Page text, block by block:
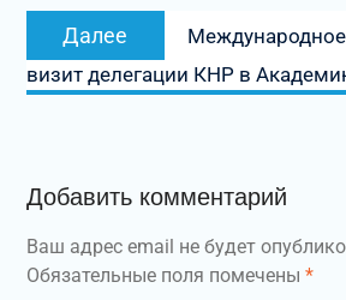
Далее
запись:
Международное
визит делегации КНР в
Добавить комментарий
Ваш адрес email не будет
Обязательные поля помечены *